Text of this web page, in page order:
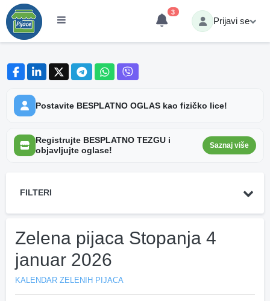
3
Prijavi se
Postavite BESPLATNO OGLAS kao fizičko lice!
Registrujte BESPLATNO TEZGU i
objavljujte oglase!
Saznaj više
FILTERI
Zelena pijaca Stopanja 4
januar 2026
KALENDAR ZELENIH PIJACA